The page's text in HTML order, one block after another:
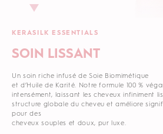
KERASILK ESSENTIALS
SOIN LISSANT
Un soin riche infusé de Soie Biomimétique
et d’Huile de Karité. Notre formule 100 %
intensément, laissant les cheveux infiniment
structure globale du cheveu et améliore
pour des
cheveux souples et doux, pur luxe.